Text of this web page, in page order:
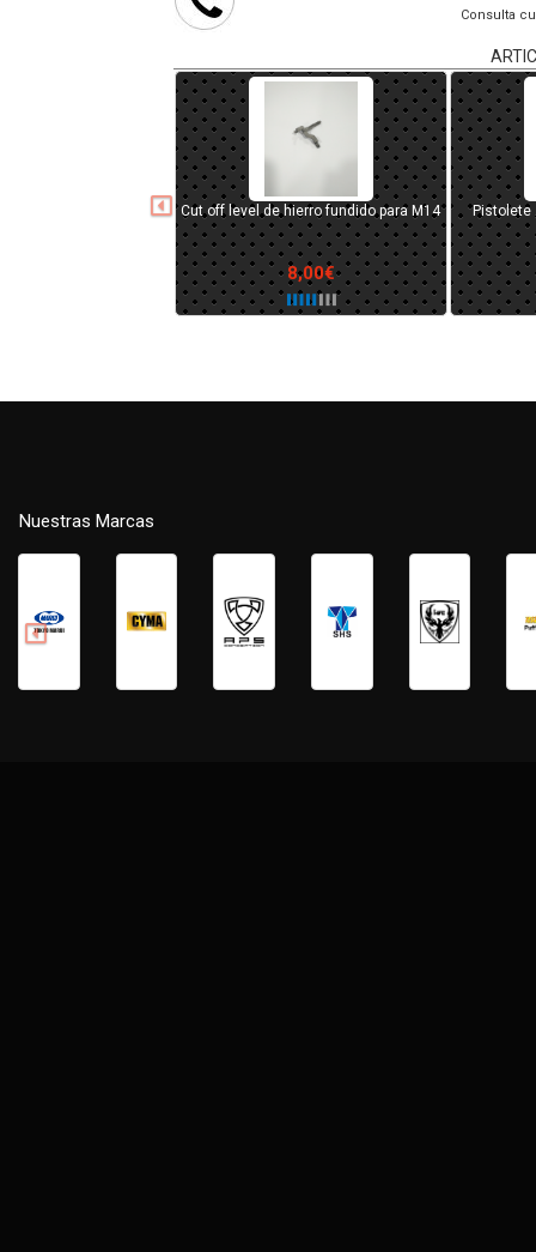
Consulta
Pistolete AK tipo MOE (AEG) Negro
12,00€
Porta batería tipo
27,90€
Nuestras Marcas